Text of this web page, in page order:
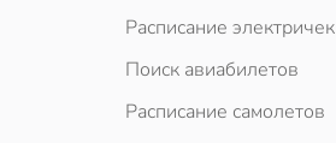
Расписание электричек
Поиск авиабилетов
Расписание самолетов